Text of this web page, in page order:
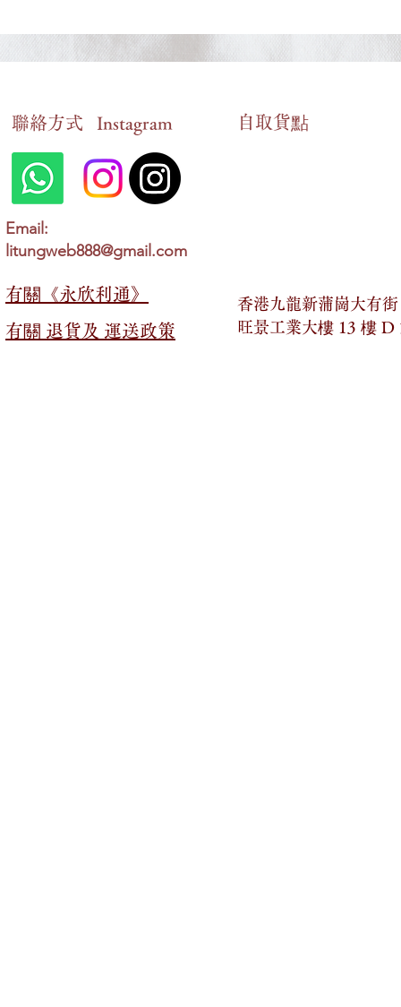
5. 喪禮 (The Funeral)_6.特定情
況 (Specific Situations)_英語三
十篇必背文章
​聯絡方式 Instagram
Email:
litungweb888@gmail.com
有關​​《永欣利通》
有關​​ 退貨及 運送政策
自​取貨點
香港九龍新蒲崗大有
旺景工業大樓 13 樓 D